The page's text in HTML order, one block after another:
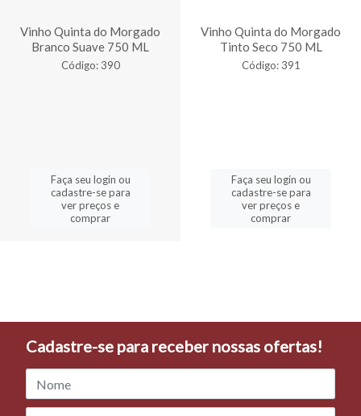
Vinho Quinta do Morgado
Branco Suave 750 ML
Código: 390
Faça seu login ou
cadastre-se para
ver preços e
comprar
Vinho Quinta do Morgado
Tinto Seco 750 ML
Código: 391
Faça seu login ou
cadastre-se para
ver preços e
comprar
Cadastre-se para receber nossas ofertas!